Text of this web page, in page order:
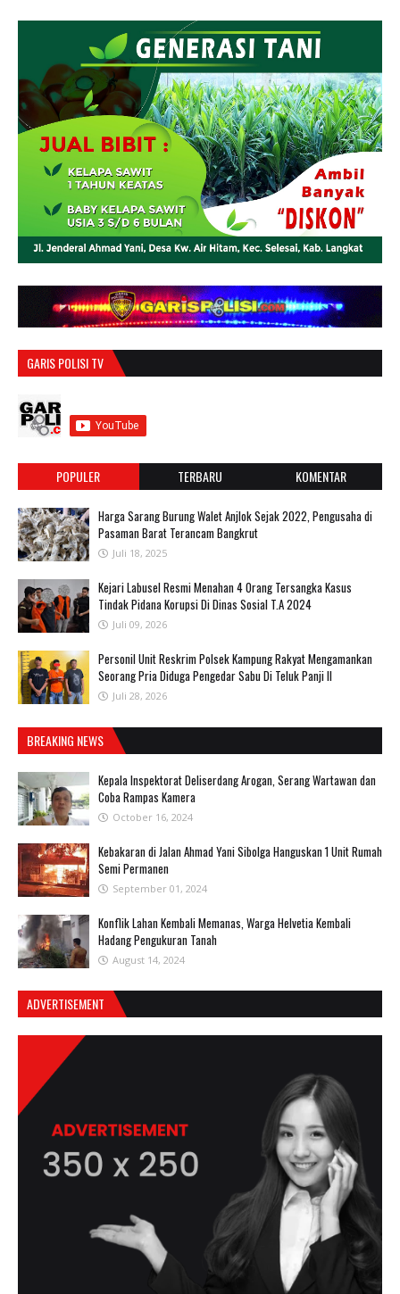
GARIS POLISI TV
POPULER TERBARU KOMENTAR
Harga Sarang Burung Walet Anjlok Sejak 2022, Pengusaha di
Pasaman Barat Terancam Bangkrut
Juli 18, 2025
‎Kejari Labusel Resmi Menahan 4 Orang Tersangka Kasus
Tindak Pidana Korupsi Di Dinas Sosial T.A 2024
Juli 09, 2026
Personil Unit Reskrim Polsek Kampung Rakyat Mengamankan
Seorang Pria Diduga Pengedar Sabu Di Teluk Panji II
Juli 28, 2026
BREAKING NEWS
Kepala Inspektorat Deliserdang Arogan, Serang Wartawan dan
Coba Rampas Kamera
October 16, 2024
Kebakaran di Jalan Ahmad Yani Sibolga Hanguskan 1 Unit Rumah
Semi Permanen
September 01, 2024
Konflik Lahan Kembali Memanas, Warga Helvetia Kembali
Hadang Pengukuran Tanah
August 14, 2024
ADVERTISEMENT